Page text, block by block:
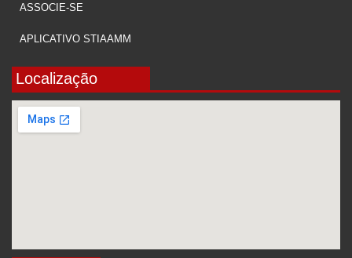
ASSOCIE-SE
APLICATIVO STIAAMM
Localização